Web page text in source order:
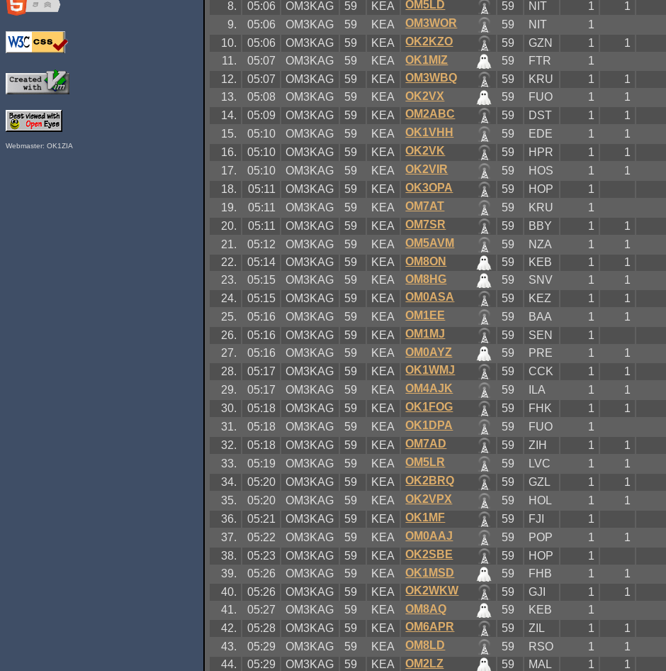
Webmaster: OK1ZIA
8.
05:06 OM3KAG 59 KEA OM5LD 59 NIT 1
1
9.
05:06 OM3KAG 59 KEA OM3WOR 59 NIT
1
10.
05:06 OM3KAG 59 KEA OK2KZO 59 GZN 1
1
11.
05:07 OM3KAG 59 KEA OK1MIZ 59 FTR
1
12.
05:07 OM3KAG 59 KEA OM3WBQ 59 KRU 1
1
13.
05:08 OM3KAG 59 KEA OK2VX 59 FUO 1
1
14.
05:09 OM3KAG 59 KEA OM2ABC 59 DST 1
1
15.
05:10 OM3KAG 59 KEA OK1VHH 59 EDE 1
1
16.
05:10 OM3KAG 59 KEA OK2VK 59 HPR 1
1
17.
05:10 OM3KAG 59 KEA OK2VIR 59 HOS 1
1
18.
05:11 OM3KAG 59 KEA OK3OPA 59 HOP
1
19.
05:11 OM3KAG 59 KEA OM7AT 59 KRU
1
20.
05:11 OM3KAG 59 KEA OM7SR 59 BBY 1
1
21.
05:12 OM3KAG 59 KEA OM5AVM 59 NZA 1
1
22.
05:14 OM3KAG 59 KEA OM8ON 59 KEB 1
1
23.
05:15 OM3KAG 59 KEA OM8HG 59 SNV 1
1
24.
05:15 OM3KAG 59 KEA OM0ASA 59 KEZ 1
1
25.
05:16 OM3KAG 59 KEA OM1EE 59 BAA 1
1
26.
05:16 OM3KAG 59 KEA OM1MJ 59 SEN
1
27.
05:16 OM3KAG 59 KEA OM0AYZ 59 PRE 1
1
28.
05:17 OM3KAG 59 KEA OK1WMJ 59 CCK 1
1
29.
05:17 OM3KAG 59 KEA OM4AJK 59 ILA 1
1
30.
05:18 OM3KAG 59 KEA OK1FOG 59 FHK 1
1
31.
05:18 OM3KAG 59 KEA OK1DPA 59 FUO
1
32.
05:18 OM3KAG 59 KEA OM7AD 59 ZIH 1
1
33.
05:19 OM3KAG 59 KEA OM5LR 59 LVC 1
1
34.
05:20 OM3KAG 59 KEA OK2BRQ 59 GZL 1
1
35.
05:20 OM3KAG 59 KEA OK2VPX 59 HOL 1
1
36.
05:21 OM3KAG 59 KEA OK1MF 59 FJI
1
37.
05:22 OM3KAG 59 KEA OM0AAJ 59 POP 1
1
38.
05:23 OM3KAG 59 KEA OK2SBE 59 HOP
1
39.
05:26 OM3KAG 59 KEA OK1MSD 59 FHB 1
1
40.
05:26 OM3KAG 59 KEA OK2WKW 59 GJI 1
1
41.
05:27 OM3KAG 59 KEA OM8AQ 59 KEB
1
42.
05:28 OM3KAG 59 KEA OM6APR 59 ZIL 1
1
43.
05:29 OM3KAG 59 KEA OM8LD 59 RSO 1
1
44.
05:29 OM3KAG 59 KEA OM2LZ 59 MAL 1
1